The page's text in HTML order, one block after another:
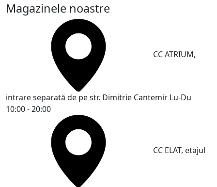
Magazinele noastre
CC ATRIUM,
intrare separată de pe str. Dimitrie Cantemir Lu-Du
10:00 - 20:00
CC ELAT, etajul